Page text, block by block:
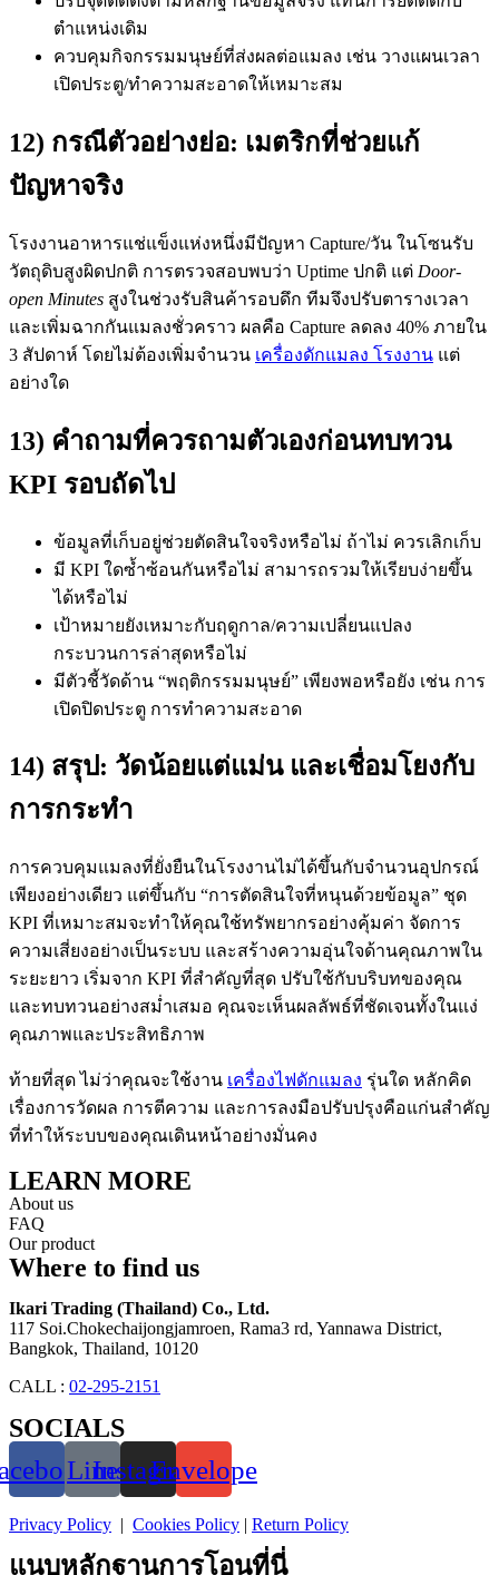
ตำแหน่งเดิม
ควบคุมกิจกรรมมนุษย์ที่ส่งผลต่อแมลง เช่น วางแผนเวลา
เปิดประตู/ทำความสะอาดให้เหมาะสม
12) กรณีตัวอย่างย่อ: เมตริกที่ช่วยแก้
ปัญหาจริง
โรงงานอาหารแช่แข็งแห่งหนึ่งมีปัญหา Capture/วัน ในโซนรับ
วัตถุดิบสูงผิดปกติ การตรวจสอบพบว่า Uptime ปกติ แต่ Door-
open Minutes สูงในช่วงรับสินค้ารอบดึก ทีมจึงปรับตารางเวลา
และเพิ่มฉากกันแมลงชั่วคราว ผลคือ Capture ลดลง 40% ภายใน
3 สัปดาห์ โดยไม่ต้องเพิ่มจำนวน เครื่องดักแมลง โรงงาน แต่
อย่างใด
13) คำถามที่ควรถามตัวเองก่อนทบทวน
KPI รอบถัดไป
ข้อมูลที่เก็บอยู่ช่วยตัดสินใจจริงหรือไม่ ถ้าไม่ ควรเลิกเก็บ
มี KPI ใดซ้ำซ้อนกันหรือไม่ สามารถรวมให้เรียบง่ายขึ้น
ได้หรือไม่
เป้าหมายยังเหมาะกับฤดูกาล/ความเปลี่ยนแปลง
กระบวนการล่าสุดหรือไม่
มีตัวชี้วัดด้าน “พฤติกรรมมนุษย์” เพียงพอหรือยัง เช่น การ
เปิดปิดประตู การทำความสะอาด
14) สรุป: วัดน้อยแต่แม่น และเชื่อมโยงกับ
การกระทำ
การควบคุมแมลงที่ยั่งยืนในโรงงานไม่ได้ขึ้นกับจำนวนอุปกรณ์
เพียงอย่างเดียว แต่ขึ้นกับ “การตัดสินใจที่หนุนด้วยข้อมูล” ชุด
KPI ที่เหมาะสมจะทำให้คุณใช้ทรัพยากรอย่างคุ้มค่า จัดการ
ความเสี่ยงอย่างเป็นระบบ และสร้างความอุ่นใจด้านคุณภาพใน
ระยะยาว เริ่มจาก KPI ที่สำคัญที่สุด ปรับใช้กับบริบทของคุณ
และทบทวนอย่างสม่ำเสมอ คุณจะเห็นผลลัพธ์ที่ชัดเจนทั้งในแง่
คุณภาพและประสิทธิภาพ
ท้ายที่สุด ไม่ว่าคุณจะใช้งาน เครื่องไฟดักแมลง รุ่นใด หลักคิด
เรื่องการวัดผล การตีความ และการลงมือปรับปรุงคือแก่นสำคัญ
ที่ทำให้ระบบของคุณเดินหน้าอย่างมั่นคง
LEARN MORE
About us
FAQ
Our product
Where to find us
Ikari Trading (Thailand) Co., Ltd.
117 Soi.Chokechaijongjamroen, Rama3 rd, Yannawa District,
Bangkok, Thailand, 10120
CALL : 02-295-2151
SOCIALS
LineInstagramEnvelope
Privacy Policy | Cookies Policy | Return Policy
แนบหลักฐานการโอนที่นี่